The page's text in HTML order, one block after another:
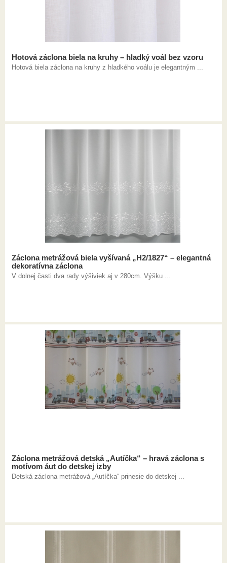
Hotová záclona biela na kruhy – hladký voál bez vzoru
Hotová biela záclona na kruhy z hladkého voálu je elegantným ...
Záclona metrážová biela vyšívaná „H2/1827“ – elegantná
dekoratívna záclona
V dolnej časti dva rady výšiviek aj v 280cm. Výšku ...
Záclona metrážová detská „Autíčka“ – hravá záclona s
motívom áut do detskej izby
Detská záclona metrážová „Autíčka“ prinesie do detskej ...